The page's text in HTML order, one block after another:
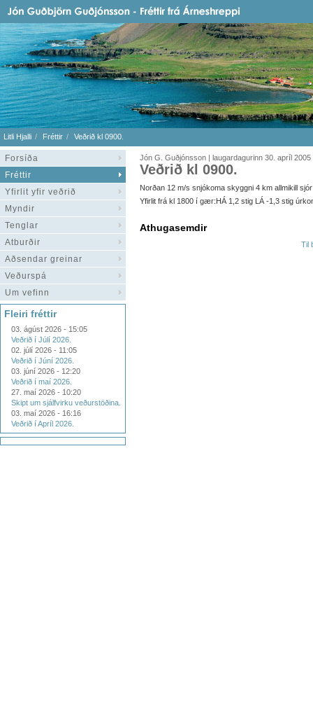
Litli Hjalli Fréttir Veðrið kl 0900.
Forsíða
Fréttir
Yfirlit yfir veðrið
Myndir
Tenglar
Atburðir
Aðsendar greinar
Veðurspá
Um vefinn
Fleiri fréttir
03. ágúst 2026 - 15:05
Veðrið í Júlí 2026.
02. júlí 2026 - 11:05
Veðrið í Júní 2026.
03. júní 2026 - 12:20
Veðrið í maí 2026.
27. maí 2026 - 10:20
Skipt um sjálfvirku veðurstöðina.
03. maí 2026 - 16:16
Veðrið í Apríl 2026.
Jón G. Guðjónsson | laugardagurinn 30. apríl 2005
Veðrið kl 0900.
Norðan 12 m/s snjókoma skyggni 4 km allmikill
Yfirlit frá kl 1800 í gær:HÁ 1,2 stig LÁ -1,3 stig
Athugasemdir
Til